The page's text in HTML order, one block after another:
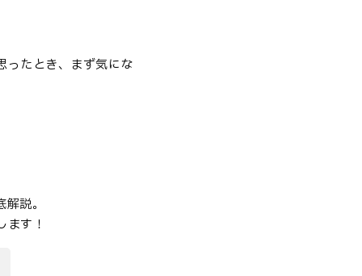
ったとき、まず気にな
説。
す！